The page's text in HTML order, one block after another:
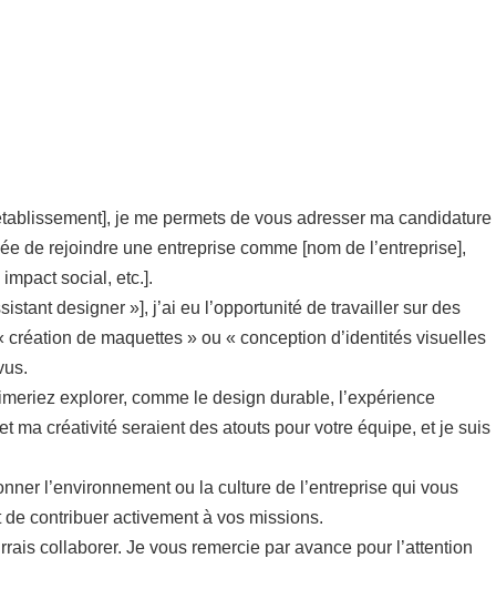
je me permets de vous adresser ma candidature
de rejoindre une entreprise comme [nom de l’entreprise],
social, etc.].
designer »], j’ai eu l’opportunité de travailler sur des
de maquettes » ou « conception d’identités visuelles
explorer, comme le design durable, l’expérience
ma créativité seraient des atouts pour votre équipe, et je suis
l’environnement ou la culture de l’entreprise qui vous
contribuer activement à vos missions.
collaborer. Je vous remercie par avance pour l’attention